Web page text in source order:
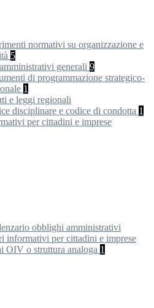
normativi su organizzazione e
5
generali 9
di programmazione strategico-
1
e leggi regionali
disciplinare e codice di condotta 1
per cittadini e imprese
obblighi amministrativi
informativi per cittadini e imprese
OIV o struttura analoga 1